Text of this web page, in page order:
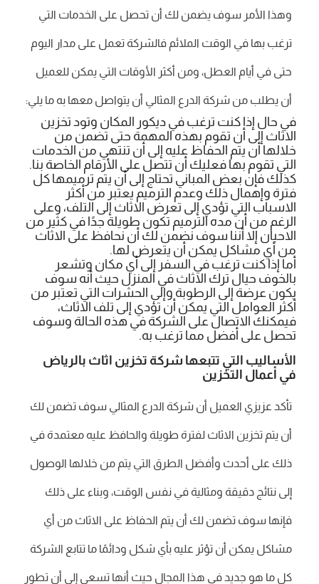
وهذا الأمر سوف يضمن لك أن تحصل على الخدمات التي
ترغب بها في الوقت الملائم فالشركة تعمل على مدار اليوم
حتى في أيام العطل، ومن أكثر الأوقات التي يمكن للعميل
أن يطلب من شركة الدرع المثالي أن يتواصل معها به ما يلي:
في حال إذا كنت ترغب في ديكور المكان وتود تخزين
الاثاث إلى أن تقوم بهذه المهمة حتى تضمن من
خلالها أن يتم الحفاظ عليه إلى أن تنتهي من الخدمات
التي تقوم بها فعليك أن تتصل على الأرقام الخاصة بنا.
كذلك فإن بعض المباني تحتاج إلى أن يتم ترميمها كل
فترة وإهمال ذلك وعدم الترميم يعتبر من أكثر
الاسباب التي تؤدي إلى تعرض الاثاث إلى التلف، وعلى
الرغم من أن مده الترميم تكون طويلة جدًا في كثير من
الاحيان إلا أننا سوف نضمن لك أن نحافظ على الاثاث
من أي مشاكل يمكن أن يتعرض لها.
أما إذا كنت ترغب في السفر إلى أي مكان وتشعر
بالخوف حيال ترك الاثاث في المنزل حيث أنه سوف
يكون عرضة إلى الرطوبة وإلى الحشرات التي تعتبر من
أكثر العوامل التي يمكن أن تؤدي إلى تلف الاثاث،
فيمكنك الاتصال على الشركة في هذه الحالة وسوف
تحصل على أفضل مما ترغب به.
الأساليب التي تتبعها شركة تخزين اثاث بالرياض
في أعمال التخزين
تأكد عزيزي العميل أن شركة الدرع المثالي سوف تضمن لك
أن يتم تخزين الاثاث لفترة طويلة والحافظ عليه معتمدة في
ذلك على أحدث وأفضل الطرق التي يتم من خلالها الوصول
إلى نتائج دقيقة ومثالية في نفس الوقت، وبناء على ذلك
فإنها سوف تضمن لك أن يتم الحفاظ على الاثاث من أي
مشاكل يمكن أن تؤثر عليه بأي شكل ودائمًا ما تتابع الشركة
كل ما هو جديد في هذا المجال حيث أنها تسعى إلى أن تطور